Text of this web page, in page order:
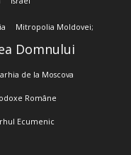
Mitropolia Moldovei;
Domnului
de la Moscova
Române
Ecumenic